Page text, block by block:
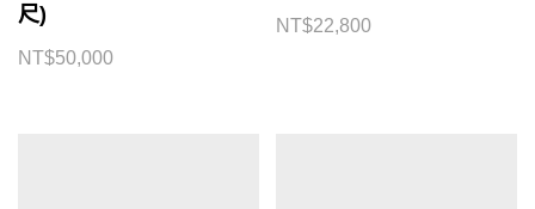
尺)
NT$50,000
NT$22,800